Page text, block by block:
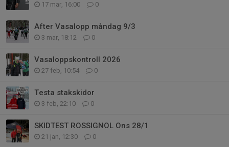
17 mar, 16:00 0
After Vasalopp måndag 9/3
3 mar, 18:12 0
Vasaloppskontroll 2026
27 feb, 10:54 0
Testa stakskidor
3 feb, 22:10 0
SKIDTEST ROSSIGNOL Ons 28/1
21 jan, 12:30 0